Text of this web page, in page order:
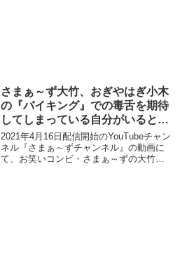
さまぁ～ず大竹、おぎやはぎ小木
の『バイキング』での毒舌を期待
してしまっている自分がいると告
白「小木のコメント聞きたいなっ
て思う人間になるとはね」
2021年4月16日配信開始のYouTubeチャン
ネル『さまぁ～ずチャンネル』の動画に
て、お笑いコンビ・さまぁ～ずの大竹一